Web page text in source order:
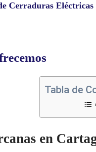
Cerraduras Eléctricas
Tabla de
en